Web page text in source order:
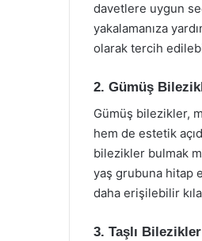
davetlere uygun
yakalamanıza
olarak tercih
2. Gümüş
Gümüş bilezikler,
hem de estetik
bilezikler bulmak
yaş grubuna hitap
daha erişilebilir
3. Taşlı Bilezikler